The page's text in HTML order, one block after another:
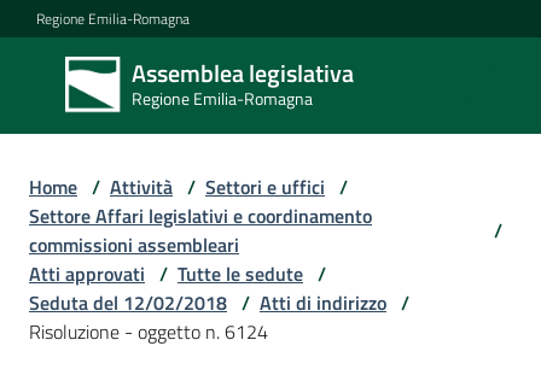
Vai al contenuto
Vai alla navigazione
Vai al footer
Regione Emilia-Romagna
Assemblea legislativa
Regione Emilia-Romagna
Assemblea
legislativa
Regione Emilia-
Assemblea
Home / Attività / Settori e uffici /
Settore Affari legislativi e coordinamento
commissioni assembleari
/
Atti approvati / Tutte le sedute /
Seduta del 12/02/2018 / Atti di indirizzo /
Risoluzione - oggetto n. 6124